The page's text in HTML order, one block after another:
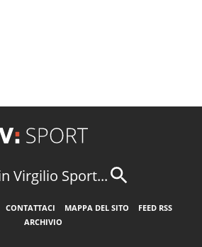
Virgilio Sport...
CONTATTACI MAPPA DEL SITO
FEED RSS
ARCHIVIO